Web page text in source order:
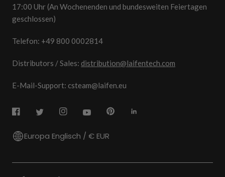
17:00 Uhr (An Wochenenden und bundesweiten Feiertagen
geschlossen)
Telefon: +49 800 0002814
Distributors / Sales: distribution@laifentech.com
E-Mail-Support: csteam@laifen.eu
Europa Englisch / € EUR